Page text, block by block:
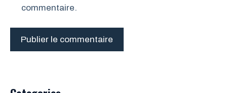
commentaire.